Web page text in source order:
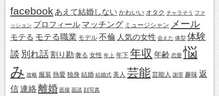
facebook あえて結婚しない かわいい オタク チャラそう ファ
ッション プロフィール マッチング ミュージシャン メール
モテる モテる職業 モデル 不倫 人気の女性 会えた 体型 体験
談 別れ話割り勘 奢る 女性 年上 年下 年収 年齢 恋愛 悩
み 攻略 服装 熱愛 独身 結婚 結婚式 美人 芸能 芸能人 謝罪 趣味 返
信連絡 離婚 面接 面談 顔写真